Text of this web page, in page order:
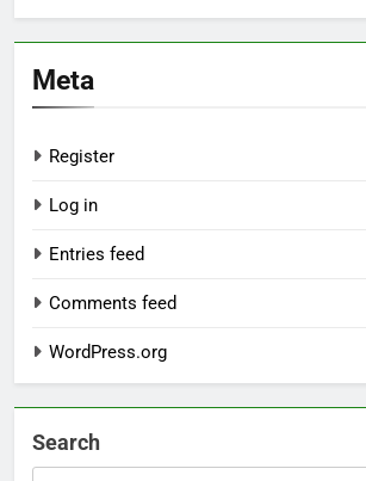
Meta
Register
Log in
Entries feed
Comments feed
WordPress.org
Search